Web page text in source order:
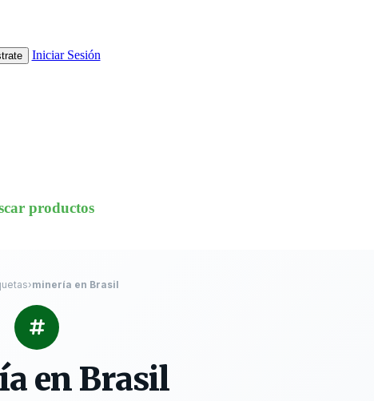
Iniciar Sesión
productos
›minería en Brasil
en Brasil